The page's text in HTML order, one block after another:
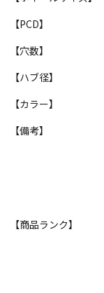
【PCD】
【穴数】
【ハブ径】
【カラー】
【備考】
【商品ランク】